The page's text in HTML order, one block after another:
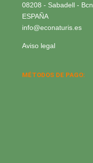
08208 - Sabadell - Bcn
ESPAÑA
info@econaturis.es
Aviso legal
MÉTODOS DE PAGO: